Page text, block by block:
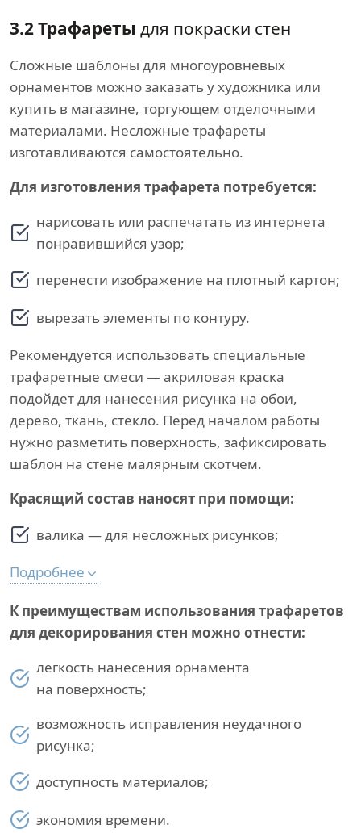
3.2 Трафареты для покраски стен
Сложные шаблоны для многоуровневых
орнаментов можно заказать у художника или
купить в магазине, торгующем отделочными
материалами. Несложные трафареты
изготавливаются самостоятельно.
Для изготовления трафарета потребуется:
нарисовать или распечатать из интернета
понравившийся узор;
перенести изображение на плотный картон;
вырезать элементы по контуру.
Рекомендуется использовать специальные
трафаретные смеси — акриловая краска
подойдет для нанесения рисунка на обои,
дерево, ткань, стекло. Перед началом работы
нужно разметить поверхность, зафиксировать
шаблон на стене малярным скотчем.
Красящий состав наносят при помощи:
валика — для несложных рисунков;
Подробнее
К преимуществам использования трафаретов
для декорирования стен можно отнести:
легкость нанесения орнамента
на поверхность;
возможность исправления неудачного
рисунка;
доступность материалов;
экономия времени.